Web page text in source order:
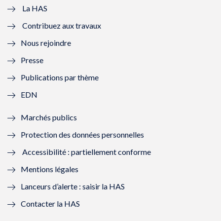
l
l
f
n
ê
t
r
e
)
e
e
n
ê
r
ê
t
e
ê
La HAS
Contribuez aux travaux
Nous rejoindre
Presse
Publications par thème
EDN
Marchés publics
Protection des données personnelles
Accessibilité : partiellement conforme
Mentions légales
Lanceurs d’alerte : saisir la HAS
Contacter la HAS